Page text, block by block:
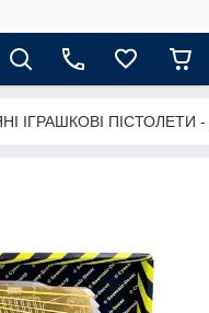
ІГРАШКОВІ ПІСТОЛЕТИ